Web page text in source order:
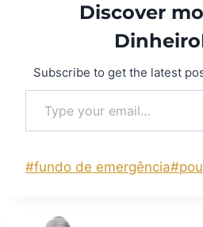
Discover
Subscribe to get the latest
#fundo de emergência#